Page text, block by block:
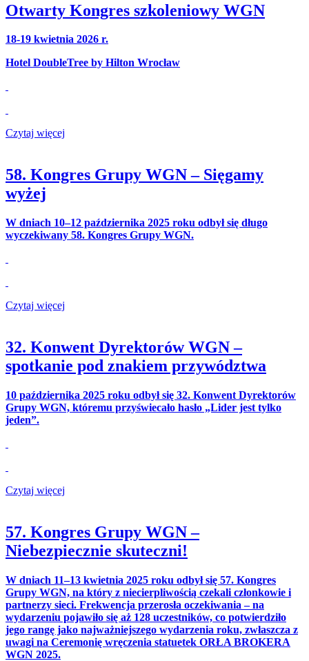
Otwarty Kongres szkoleniowy WGN
18-19 kwietnia 2026 r.
Hotel DoubleTree by Hilton Wrocław
Czytaj więcej
58. Kongres Grupy WGN – Sięgamy
wyżej
W dniach 10–12 października 2025 roku odbył się długo
wyczekiwany 58. Kongres Grupy WGN.
Czytaj więcej
32. Konwent Dyrektorów WGN –
spotkanie pod znakiem przywództwa
10 października 2025 roku odbył się 32. Konwent Dyrektorów
Grupy WGN, któremu przyświecało hasło „Lider jest tylko
jeden”.
Czytaj więcej
57. Kongres Grupy WGN –
Niebezpiecznie skuteczni!
W dniach 11–13 kwietnia 2025 roku odbył się 57. Kongres
Grupy WGN, na który z niecierpliwością czekali członkowie i
partnerzy sieci. Frekwencja przerosła oczekiwania – na
wydarzeniu pojawiło się aż 128 uczestników, co potwierdziło
jego rangę jako najważniejszego wydarzenia roku, zwłaszcza z
uwagi na Ceremonię wręczenia statuetek ORŁA BROKERA
WGN 2025.